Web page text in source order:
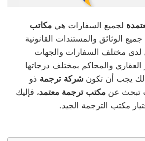
لجميع السفارات هي مكاتب
الوثائق والمستندات القانونية
لدى مختلف السفارات والجهات
العقاري والمحاكم بمختلف درجاتها
يجب أن تكون شركة ترجمة ذو
تبحث عن مكتب ترجمة معتمد، فإليك
مكتب الترجمة الجيد.